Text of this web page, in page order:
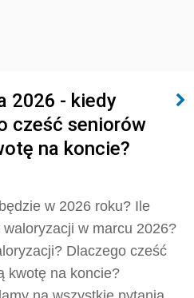
2026 - kiedy
cześć seniorów
na koncie?
w 2026 roku? Ile
w marcu 2026?
Dlaczego cześć
kwotę na koncie?